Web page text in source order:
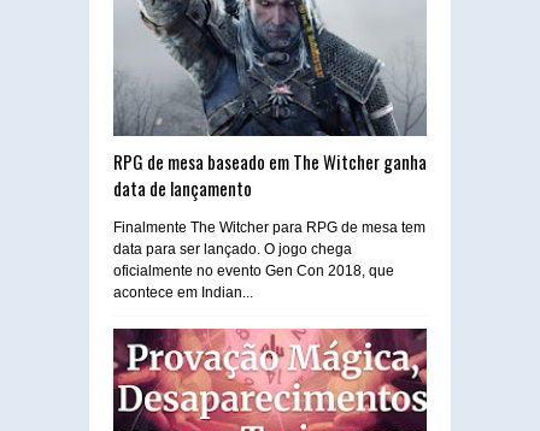
RPG de mesa baseado em The Witcher ganha
data de lançamento
Finalmente The Witcher para RPG de mesa tem
data para ser lançado. O jogo chega
oficialmente no evento Gen Con 2018, que
acontece em Indian...